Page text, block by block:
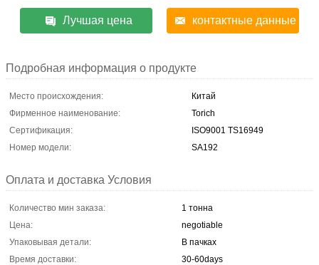
Лучшая цена контактные данные
Подробная информация о продукте
Место происхождения:
Китай
Фирменное наименование:
Torich
Сертификация:
ISO9001 TS16949
Номер модели:
SA192
Оплата и доставка Условия
Количество мин заказа:
1 тонна
Цена:
negotiable
Упаковывая детали:
В пачках
Время доставки:
30-60days